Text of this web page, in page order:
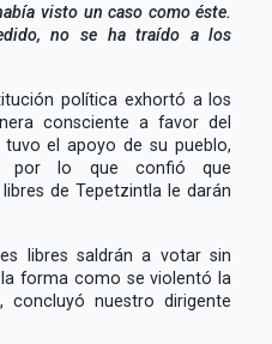
visto un caso como éste.
no se ha traído a los
política exhortó a los
consciente a favor del
el apoyo de su pueblo,
por lo que confió que
de Tepetzintla le darán
libres saldrán a votar sin
forma como se violentó la
concluyó nuestro dirigente